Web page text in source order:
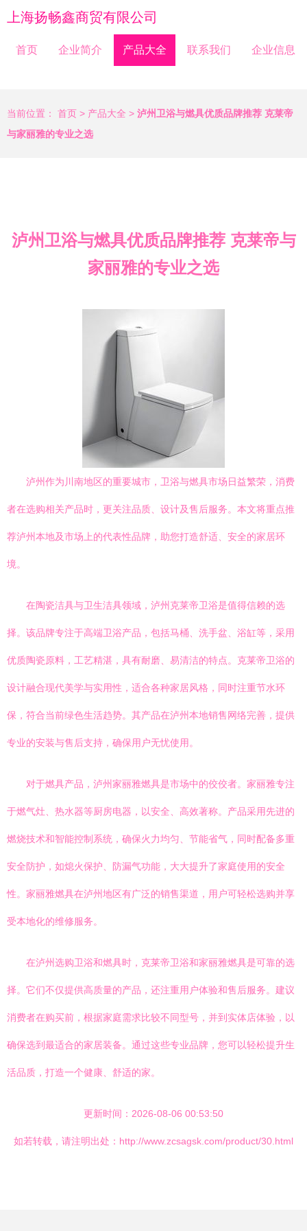
上海扬畅鑫商贸有限公司
首页 企业简介 产品大全 联系我们 企业信息
当前位置： 首页 > 产品大全 > 泸州卫浴与燃具优质品牌推荐 克莱帝
与家丽雅的专业之选
泸州卫浴与燃具优质品牌推荐 克莱帝与
家丽雅的专业之选
泸州作为川南地区的重要城市，卫浴与燃具市场日益繁荣，消费
者在选购相关产品时，更关注品质、设计及售后服务。本文将重点推
荐泸州本地及市场上的代表性品牌，助您打造舒适、安全的家居环
境。
在陶瓷洁具与卫生洁具领域，泸州克莱帝卫浴是值得信赖的选
择。该品牌专注于高端卫浴产品，包括马桶、洗手盆、浴缸等，采用
优质陶瓷原料，工艺精湛，具有耐磨、易清洁的特点。克莱帝卫浴的
设计融合现代美学与实用性，适合各种家居风格，同时注重节水环
保，符合当前绿色生活趋势。其产品在泸州本地销售网络完善，提供
专业的安装与售后支持，确保用户无忧使用。
对于燃具产品，泸州家丽雅燃具是市场中的佼佼者。家丽雅专注
于燃气灶、热水器等厨房电器，以安全、高效著称。产品采用先进的
燃烧技术和智能控制系统，确保火力均匀、节能省气，同时配备多重
安全防护，如熄火保护、防漏气功能，大大提升了家庭使用的安全
性。家丽雅燃具在泸州地区有广泛的销售渠道，用户可轻松选购并享
受本地化的维修服务。
在泸州选购卫浴和燃具时，克莱帝卫浴和家丽雅燃具是可靠的选
择。它们不仅提供高质量的产品，还注重用户体验和售后服务。建议
消费者在购买前，根据家庭需求比较不同型号，并到实体店体验，以
确保选到最适合的家居装备。通过这些专业品牌，您可以轻松提升生
活品质，打造一个健康、舒适的家。
更新时间：2026-08-06 00:53:50
如若转载，请注明出处：http://www.zcsagsk.com/product/30.html